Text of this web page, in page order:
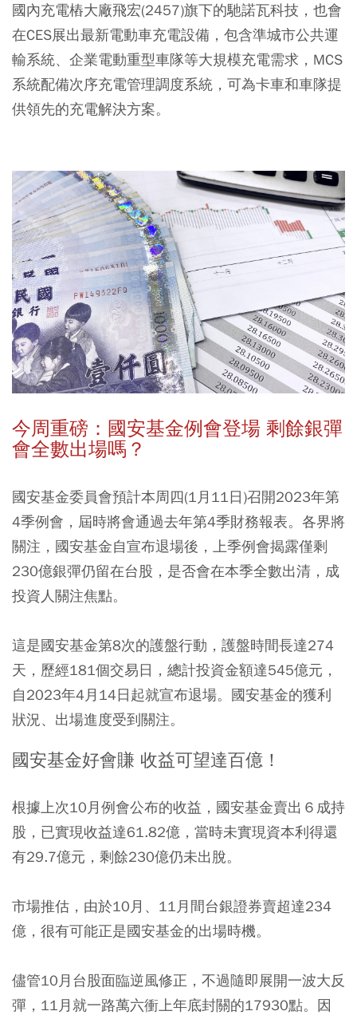
國內充電樁大廠飛宏(2457)旗下的馳諾瓦科技，也會
在CES展出最新電動車充電設備，包含準城市公共運
輸系統、企業電動重型車隊等大規模充電需求，MCS
系統配備次序充電管理調度系統，可為卡車和車隊提
供領先的充電解決方案。
今周重磅：國安基金例會登場 剩餘銀彈
會全數出場嗎？
國安基金委員會預計本周四(1月11日)召開2023年第
4季例會，屆時將會通過去年第4季財務報表。各界將
關注，國安基金自宣布退場後，上季例會揭露僅剩
230億銀彈仍留在台股，是否會在本季全數出清，成
投資人關注焦點。
這是國安基金第8次的護盤行動，護盤時間長達274
天，歷經181個交易日，總計投資金額達545億元，
自2023年4月14日起就宣布退場。國安基金的獲利
狀況、出場進度受到關注。
國安基金好會賺 收益可望達百億！
根據上次10月例會公布的收益，國安基金賣出６成持
股，已實現收益達61.82億，當時未實現資本利得還
有29.7億元，剩餘230億仍未出脫。
市場推估，由於10月、11月間台銀證券賣超達234
億，很有可能正是國安基金的出場時機。
儘管10月台股面臨逆風修正，不過隨即展開一波大反
彈，11月就一路萬六衝上年底封關的17930點。因